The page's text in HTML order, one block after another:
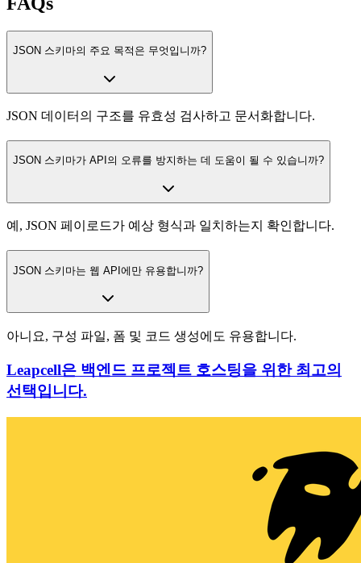
JSON 스키마의 주요 목적은 무엇입니까?
JSON 데이터의 구조를 유효성 검사하고 문서화합니다.
JSON 스키마가 API의 오류를 방지하는 데 도움이 될 수 있습니까?
예, JSON 페이로드가 예상 형식과 일치하는지 확인합니다.
JSON 스키마는 웹 API에만 유용합니까?
아니요, 구성 파일, 폼 및 코드 생성에도 유용합니다.
Leapcell은 백엔드 프로젝트 호스팅을 위한 최고의
선택입니다.